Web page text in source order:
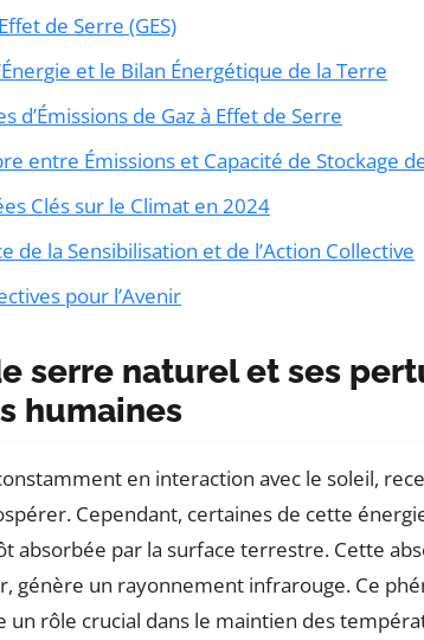
de Serre (GES)
et le Bilan Énergétique de la Terre
d’Émissions de Gaz à Effet de Serre
entre Émissions et Capacité de Stockage
Clés sur le Climat en 2024
de la Sensibilisation et de l’Action Collective
pour l’Avenir
serre naturel et ses
humaines
en interaction avec le soleil,
Cependant, certaines de cette
absorbée par la surface terrestre. Cette
génère un rayonnement infrarouge. Ce
un rôle crucial dans le maintien des